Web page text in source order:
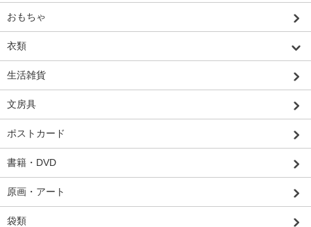
おもちゃ
衣類
生活雑貨
文房具
ポストカード
書籍・DVD
原画・アート
袋類